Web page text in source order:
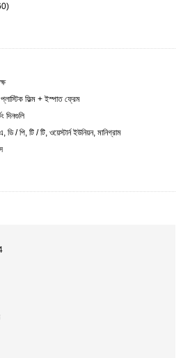
ফিল্ম + ইস্পাত ফ্রেম
দিনগুলি
/ পি, টি / টি, ওয়েস্টার্ন ইউনিয়ন, মানিগ্রাম